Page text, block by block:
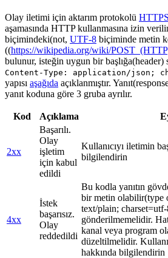
Olay iletimi için aktarım protokolü HTTPS
aşamasında HTTP kullanmasına izin
biçimindeki(not, UTF-8 biçiminde metin
((https://wikipedia.org/wiki/
bulunur, isteğin uygun bir başlığa(header)
Content-Type: application/json;
yapısı aşağıda açıklanmıştır.
yanıt koduna göre 3 gruba ayrılır.
Kod Açıklama
2xx
Başarılı.
Olay
işletim
için kabul
edildi
Kullanıcıyı iletimin
bilgilendirin
4xx
İstek
başarısız.
Olay
reddedildi
Bu kodla yanıtın
bir metin olabilir(type
text/plain;
gönderilmemelidir.
kanal veya program
düzeltilmelidir.
hakkında bilgilendirin